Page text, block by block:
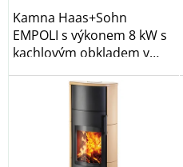
Kamna Haas+Sohn
EMPOLI s výkonem 8 kW s
kachlovým obkladem v